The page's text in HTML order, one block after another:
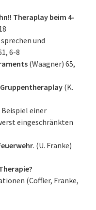
Theraplay beim 4-
und
6-8
(Waagner) 65,
(K.
einer
eingeschränkten
. (U. Franke)
(Coffier, Franke,